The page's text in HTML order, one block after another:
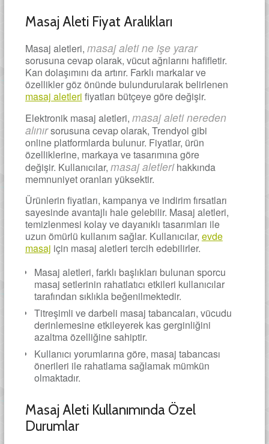
Masaj Aleti Fiyat Aralıkları
Masaj aletleri, masaj aleti ne işe yarar
sorusuna cevap olarak, vücut ağrılarını hafifletir.
Kan dolaşımını da artırır. Farklı markalar ve
özellikler göz önünde bulundurularak belirlenen
masaj aletleri fiyatları bütçeye göre değişir.
Elektronik masaj aletleri, masaj aleti nereden
alınırsorusuna cevap olarak, Trendyol gibi
online platformlarda bulunur. Fiyatlar, ürün
özelliklerine, markaya ve tasarımına göre
değişir. Kullanıcılar, masaj aletlerihakkında
memnuniyet oranları yüksektir.
Ürünlerin fiyatları, kampanya ve indirim fırsatları
sayesinde avantajlı hale gelebilir. Masaj aletleri,
temizlenmesi kolay ve dayanıklı tasarımları ile
uzun ömürlü kullanım sağlar. Kullanıcılar, evde
masaj için masaj aletleri tercih edebilirler.
Masaj aletleri, farklı başlıkları bulunan sporcu
masaj setlerinin rahatlatıcı etkileri kullanıcılar
tarafından sıklıkla beğenilmektedir.
Titreşimli ve darbeli masaj tabancaları, vücudu
derinlemesine etkileyerek kas gerginliğini
azaltma özelliğine sahiptir.
Kullanıcı yorumlarına göre, masaj tabancası
önerileri ile rahatlama sağlamak mümkün
olmaktadır.
Masaj Aleti Kullanımında Özel
Durumlar